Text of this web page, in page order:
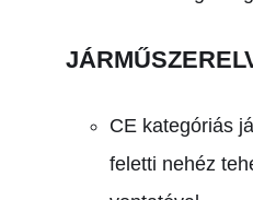
CE kategóriás
feletti nehéz